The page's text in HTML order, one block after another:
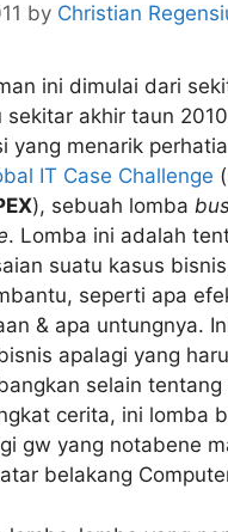
by Christian
ini dimulai dari
sekitar akhir taun
yang menarik
IT Case Challenge
), sebuah lomba
. Lomba ini adalah
suatu kasus
seperti apa
& apa untungnya.
apalagi yang
selain tentang
cerita, ini lomba
gw yang notabene
belakang